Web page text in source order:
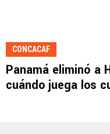
CONCACAF
Panamá eliminó a
cuándo juega los